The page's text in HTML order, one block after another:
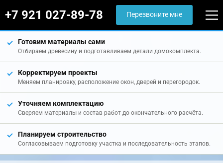
+7 921 027-89-78 Перезвоните мне
Готовим материалы сами
Отбираем древесину и подготавливаем детали домокомплекта.
Корректируем проекты
Меняем планировку, расположение окон, дверей и перегородок.
Уточняем комплектацию
Сверяем материалы и состав работ до окончательного расчёта.
Планируем строительство
Согласовываем подготовку участка и последовательность этапов.